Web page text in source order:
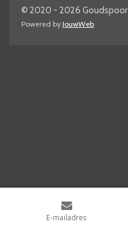
© 2020 - 2026 Goudspoor
Powered by JouwWeb
E-mailadres